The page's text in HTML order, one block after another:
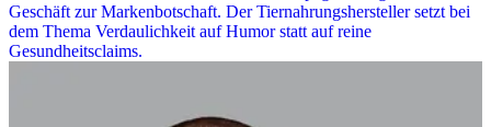
Geschäft zur Markenbotschaft. Der Tiernahrungshersteller setzt bei
dem Thema Verdaulichkeit auf Humor statt auf reine
Gesundheitsclaims.